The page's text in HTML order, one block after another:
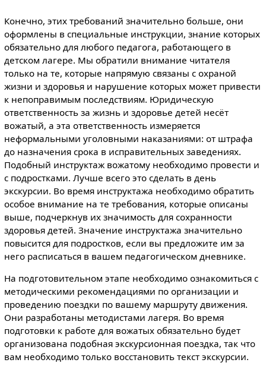
Конечно, этих требований значительно больше, они
оформлены в специальные инструкции, знание которых
обязательно для любого педагога, работающего в
детском лагере. Мы обратили внимание читателя
только на те, которые напрямую связаны с охраной
жизни и здоровья и нарушение которых может привести
к непоправимым последствиям. Юридическую
ответственность за жизнь и здоровье детей несёт
вожатый, а эта ответственность измеряется
неформальными уголовными наказаниями: от штрафа
до назначения срока в исправительных заведениях.
Подобный инструктаж вожатому необходимо провести и
с подростками. Лучше всего это сделать в день
экскурсии. Во время инструктажа необходимо обратить
особое внимание на те требования, которые описаны
выше, подчеркнув их значимость для сохранности
здоровья детей. Значение инструктажа значительно
повысится для подростков, если вы предложите им за
него расписаться в вашем педагогическом дневнике.
На подготовительном этапе необходимо ознакомиться с
методическими рекомендациями по организации и
проведению поездки по вашему маршруту движения.
Они разработаны методистами лагеря. Во время
подготовки к работе для вожатых обязательно будет
организована подобная экскурсионная поездка, так что
вам необходимо только восстановить текст экскурсии.